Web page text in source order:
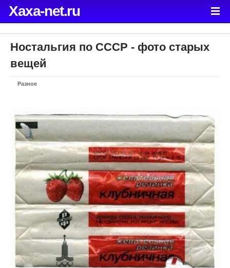
Xaxa-net.ru
Ностальгия по СССР - фото старых
вещей
Разное